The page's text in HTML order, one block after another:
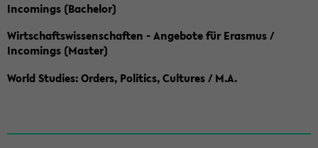
Incomings (Bachelor)
Wirtschaftswissenschaften - Angebote für Erasmus /
Incomings (Master)
World Studies: Orders, Politics, Cultures / M.A.